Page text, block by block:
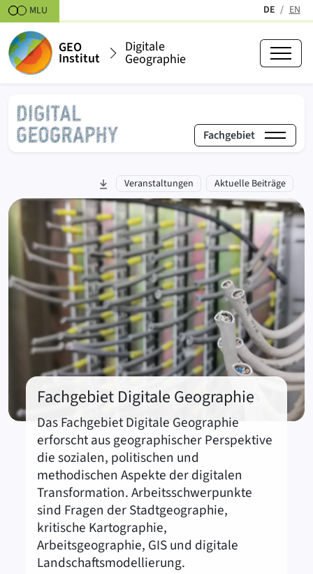
Zum Inhalt springen DE
(aktiv)
EN
MLU
GEO
Institut
Digitale
Geographie
Fachgebiet
Fachgebiet Digitale Geographie
zu Abschnitt springen:
Veranstaltungen Aktuelle Beiträge
Hervorgehobene Beiträge und Informationen (Karussell)
Fachgebiet Digitale Geographie
Das Fachgebiet Digitale Geographie
erforscht aus geographischer Perspektive
die sozialen, politischen und
methodischen Aspekte der digitalen
Transformation. Arbeitsschwerpunkte
sind Fragen der Stadtgeographie,
kritische Kartographie,
Arbeitsgeographie, GIS und digitale
Landschaftsmodellierung.